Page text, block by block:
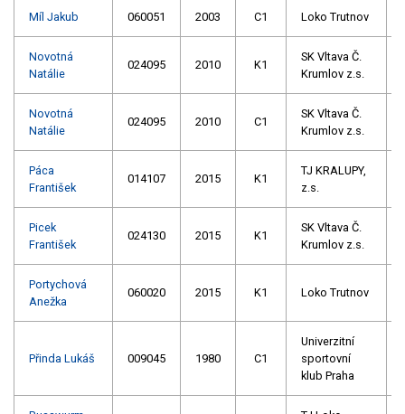
Míl Jakub 060051 2003 C1 Loko Trutnov
Novotná
Natálie
024095 2010 K1
SK Vltava Č.
Krumlov z.s.
Novotná
Natálie
024095 2010 C1
SK Vltava Č.
Krumlov z.s.
Páca
František
014107 2015 K1
TJ KRALUPY,
z.s.
Picek
František
024130 2015 K1
SK Vltava Č.
Krumlov z.s.
Portychová
Anežka
060020 2015 K1 Loko Trutnov
Přinda Lukáš 009045 1980 C1
Univerzitní
sportovní
klub Praha